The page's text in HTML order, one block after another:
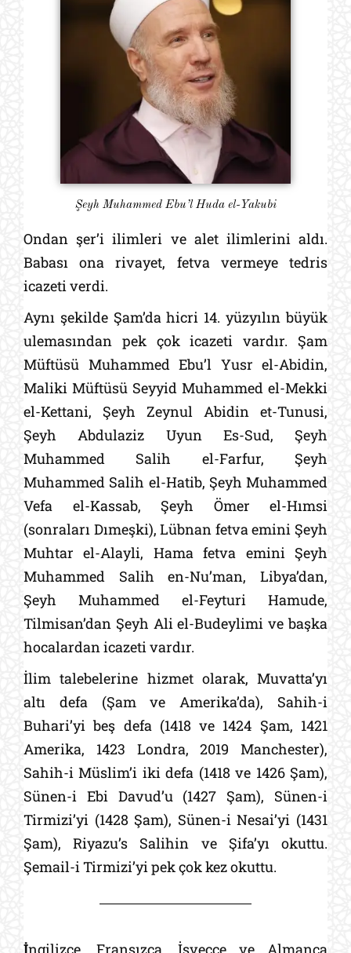
Şeyh Muhammed Ebu’l Huda el-Yakubi
Ondan şer’i ilimleri ve alet ilimlerini aldı.
Babası ona rivayet, fetva vermeye tedris
icazeti verdi.
Aynı şekilde Şam’da hicri 14. yüzyılın büyük
ulemasından pek çok icazeti vardır. Şam
Müftüsü Muhammed Ebu’l Yusr el-Abidin,
Maliki Müftüsü Seyyid Muhammed el-Mekki
el-Kettani, Şeyh Zeynul Abidin et-Tunusi,
Şeyh Abdulaziz Uyun Es-Sud, Şeyh
Muhammed Salih el-Farfur, Şeyh
Muhammed Salih el-Hatib, Şeyh Muhammed
Vefa el-Kassab, Şeyh Ömer el-Hımsi
(sonraları Dımeşki), Lübnan fetva emini Şeyh
Muhtar el-Alayli, Hama fetva emini Şeyh
Muhammed Salih en-Nu’man, Libya’dan,
Şeyh Muhammed el-Feyturi Hamude,
Tilmisan’dan Şeyh Ali el-Budeylimi ve başka
hocalardan icazeti vardır.
İlim talebelerine hizmet olarak, Muvatta’yı
altı defa (Şam ve Amerika’da), Sahih-i
Buhari’yi beş defa (1418 ve 1424 Şam, 1421
Amerika, 1423 Londra, 2019 Manchester),
Sahih-i Müslim’i iki defa (1418 ve 1426 Şam),
Sünen-i Ebi Davud’u (1427 Şam), Sünen-i
Tirmizi’yi (1428 Şam), Sünen-i Nesai’yi (1431
Şam), Riyazu’s Salihin ve Şifa’yı okuttu.
Şemail-i Tirmizi’yi pek çok kez okuttu.
İngilizce, Fransızca, İsveççe ve Almanca